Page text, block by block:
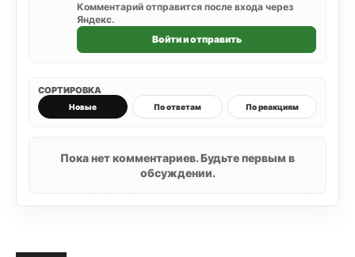
Комментарий отправится после входа через
Яндекс.
Войти и отправить
СОРТИРОВКА
Новые По ответам По реакциям
Пока нет комментариев. Будьте первым в
обсуждении.